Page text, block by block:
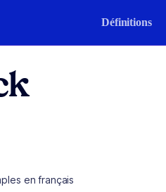
Définitions
en français